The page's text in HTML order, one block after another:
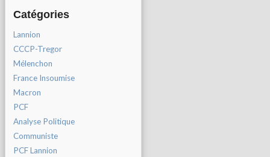
Catégories
Lannion
CCCP-Tregor
Mélenchon
France Insoumise
Macron
PCF
Analyse Politique
Communiste
PCF Lannion